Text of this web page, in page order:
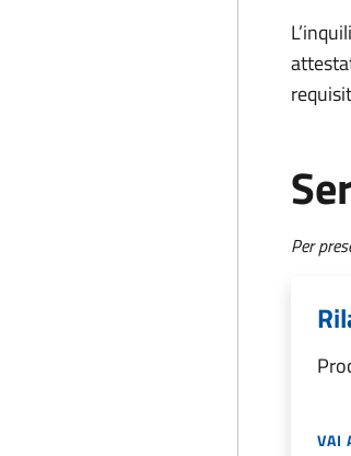
Per
VAI